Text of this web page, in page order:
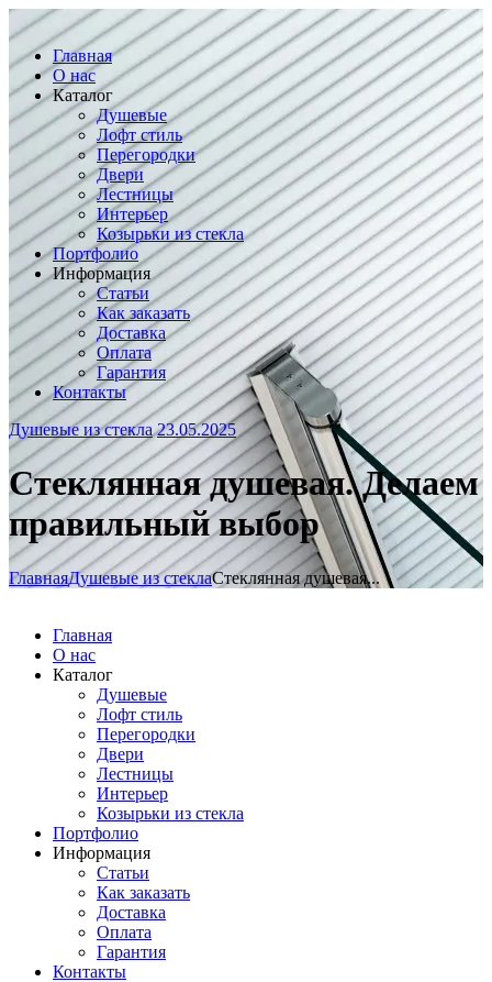
Главная
О нас
Каталог
Душевые
Лофт стиль
Перегородки
Двери
Лестницы
Интерьер
Козырьки из стекла
Портфолио
Информация
Статьи
Как заказать
Доставка
Оплата
Гарантия
Контакты
Душевые из стекла 23.05.2025
Стеклянная душевая. Делаем
правильный выбор
ГлавнаяДушевые из стеклаСтеклянная душевая...
Главная
О нас
Каталог
Душевые
Лофт стиль
Перегородки
Двери
Лестницы
Интерьер
Козырьки из стекла
Портфолио
Информация
Статьи
Как заказать
Доставка
Оплата
Гарантия
Контакты